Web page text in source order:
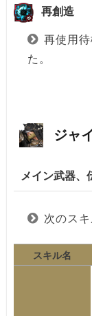
再創造
再使用
た。
ジャ
メイン武器、
次のス
スキル名